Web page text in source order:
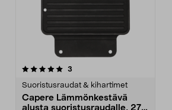
3
Suoristusraudat & kihartimet
Capere Lämmönkestävä
alusta suoristusraudalle, 27,5